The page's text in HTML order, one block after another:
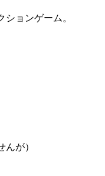
ョンゲーム。
んが）